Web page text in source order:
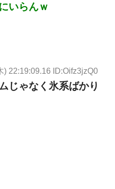
いらんｗ
) 22:19:09.16 ID:Oifz3jzQ0
じゃなく氷系ばかり